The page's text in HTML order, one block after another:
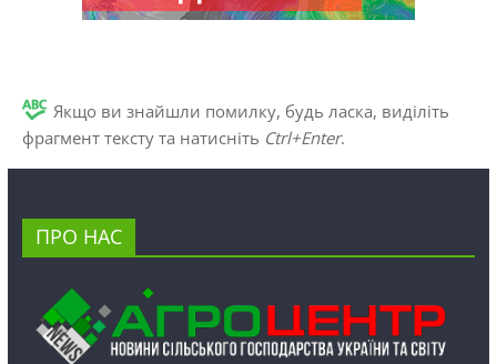
Якщо ви знайшли помилку, будь ласка, виділіть
фрагмент тексту та натисніть Ctrl+Enter.
ПРО НАС